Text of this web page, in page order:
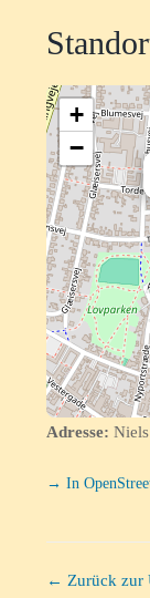
+
−
Adresse:
→ In
← Zurück zur